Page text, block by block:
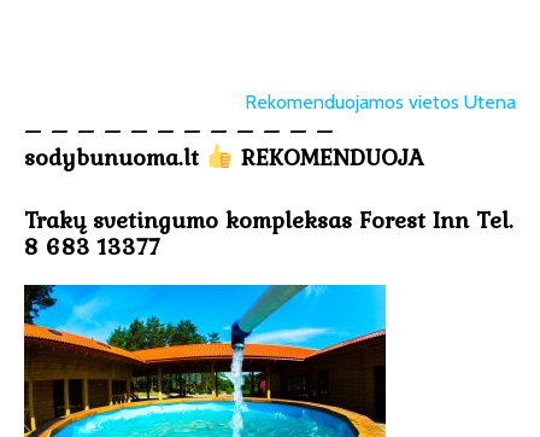
Rekomenduojamos vietos Utena
– – – – – – – – – – – –
sodybunuoma.lt
REKOMENDUOJA
Trakų svetingumo kompleksas Forest Inn Tel.
8 683 13377